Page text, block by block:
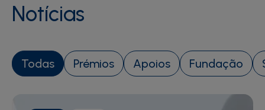
Notícias
Todas Prémios Apoios Fundação